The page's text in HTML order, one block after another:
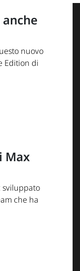
nuovo
Edition di
Max
sviluppato
che ha